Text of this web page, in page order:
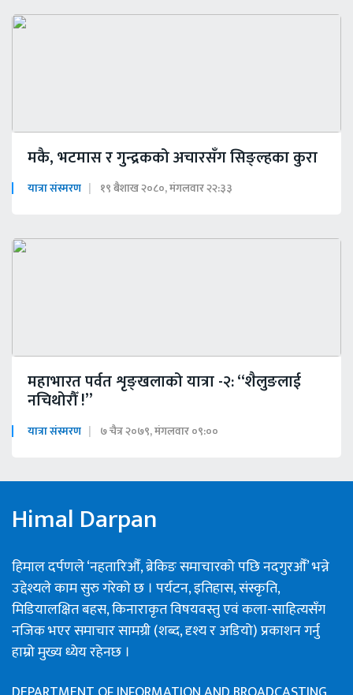
मकै, भटमास र गुन्द्रकको अचारसँग सिङ्ल्हका कुरा
यात्रा संस्मरण १९ बैशाख २०८०, मंगलवार २२:३३
महाभारत पर्वत शृङ्खलाको यात्रा -२: “शैलुङलाई
नचिथोरौँ !”
यात्रा संस्मरण ७ चैत्र २०७९, मंगलवार ०९:००
Himal Darpan
हिमाल दर्पणले ‘नहतारिऔँ, ब्रेकिङ समाचारको पछि नदगुरऔँ’ भन्ने
उद्देश्यले काम सुरु गरेको छ । पर्यटन, इतिहास, संस्कृति,
मिडियालक्षित बहस, किनाराकृत विषयवस्तु एवं कला-साहित्यसँग
नजिक भएर समाचार सामग्री (शब्द, दृश्य र अडियो) प्रकाशन गर्नु
हाम्रो मुख्य ध्येय रहेनछ ।